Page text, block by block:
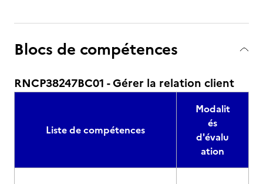
Blocs de compétences
RNCP38247BC01 - Gérer la relation client
Liste de compétences
Modalit
és
d'évalu
ation